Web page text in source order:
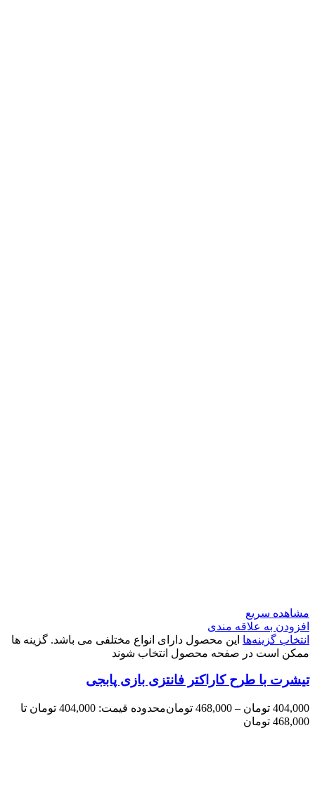
مشاهده سریع
افزودن به علاقه مندی
انتخاب گزینه‌ها این محصول دارای انواع مختلفی می باشد. گزینه ها
ممکن است در صفحه محصول انتخاب شوند
تیشرت با طرح کاراکتر فانتزی بازی پابجی
404,000 تومان –
468,000 تومان
محدوده قیمت: 404,000 تومان تا
468,000 تومان